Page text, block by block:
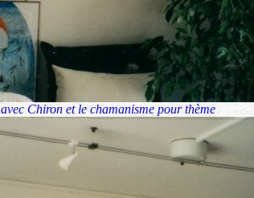
avec Chiron et le chamanisme pour thème